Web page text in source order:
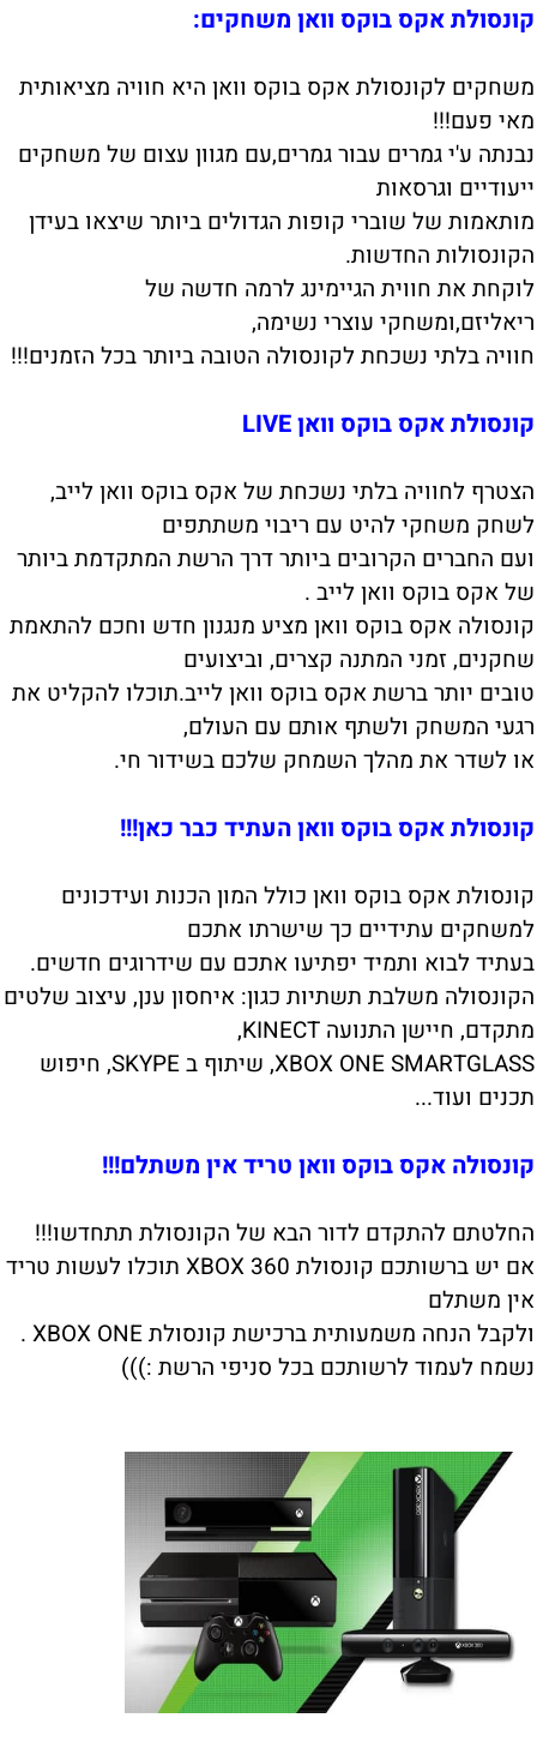
קונסולת אקס בוקס וואן משחקים:
משחקים לקונסולת אקס בוקס וואן היא חוויה מציאותית
מאי פעם!!!
נבנתה ע'י גמרים עבור גמרים,עם מגוון עצום של משחקים
ייעודיים וגרסאות
מותאמות של שוברי קופות הגדולים ביותר שיצאו בעידן
הקונסולות החדשות.
לוקחת את חווית הגיימינג לרמה חדשה של
ריאליזם,ומשחקי עוצרי נשימה,
חוויה בלתי נשכחת לקונסולה הטובה ביותר בכל הזמנים!!!
קונסולת אקס בוקס וואן LIVE
הצטרף לחוויה בלתי נשכחת של אקס בוקס וואן לייב,
לשחק משחקי להיט עם ריבוי משתתפים
ועם החברים הקרובים ביותר דרך הרשת המתקדמת ביותר
של אקס בוקס וואן לייב .
קונסולה אקס בוקס וואן מציע מנגנון חדש וחכם להתאמת
שחקנים, זמני המתנה קצרים, וביצועים
טובים יותר ברשת אקס בוקס וואן לייב.תוכלו להקליט את
רגעי המשחק ולשתף אותם עם העולם,
או לשדר את מהלך השמחק שלכם בשידור חי.
קונסולת אקס בוקס וואן העתיד כבר כאן!!!
קונסולת אקס בוקס וואן כולל המון הכנות ועידכונים
למשחקים עתידיים כך שישרתו אתכם
בעתיד לבוא ותמיד יפתיעו אתכם עם שידרוגים חדשים.
הקונסולה משלבת תשתיות כגון: איחסון ענן, עיצוב שלטים
מתקדם, חיישן התנועה KINECT,
XBOX ONE SMARTGLASS, שיתוף ב SKYPE, חיפוש
תכנים ועוד...
קונסולה אקס בוקס וואן טריד אין משתלם!!!
החלטתם להתקדם לדור הבא של הקונסולת תתחדשו!!!
אם יש ברשותכם קונסולת XBOX 360 תוכלו לעשות טריד
אין משתלם
ולקבל הנחה משמעותית ברכישת קונסולת XBOX ONE .
נשמח לעמוד לרשותכם בכל סניפי הרשת :)))